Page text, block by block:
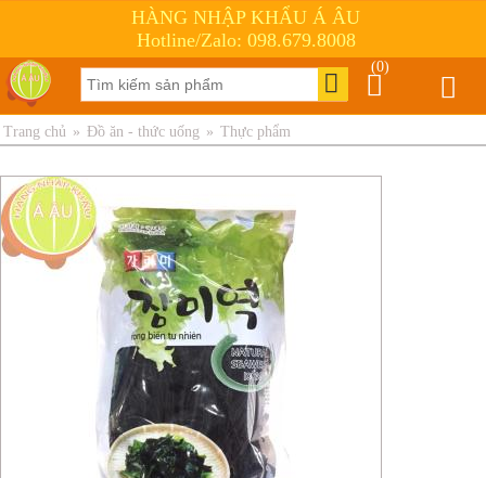
HÀNG NHẬP KHẨU Á ÂU
Hotline/Zalo: 098.679.8008
(0)
Trang chủ » Đồ ăn - thức uống » Thực phẩm